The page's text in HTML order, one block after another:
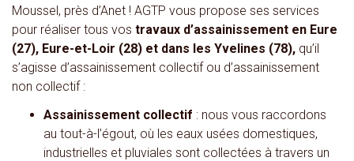
Moussel, près d’Anet ! AGTP vous propose ses services
pour réaliser tous vos travaux d’assainissement en Eure
(27), Eure-et-Loir (28) et dans les Yvelines (78), qu’il
s’agisse d’assainissement collectif ou d’assainissement
non collectif :
Assainissement collectif : nous vous raccordons
au tout-à-l’égout, où les eaux usées domestiques,
industrielles et pluviales sont collectées à travers un